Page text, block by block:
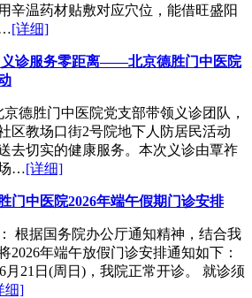
辛温药材贴敷对应穴位，能借旺盛阳
…[详细]
义诊服务零距离——北京德胜门中医院
德胜门中医院党支部带领义诊团队，
区教场口街2号院地下人防居民活动
去切实的健康服务。本次义诊由覃祚
…[详细]
门中医院2026年端午假期门诊安排
根据国务院办公厅通知精神，结合我
2026年端午放假门诊安排通知如下：
月21日(周日)，我院正常开诊。 就诊须
细]